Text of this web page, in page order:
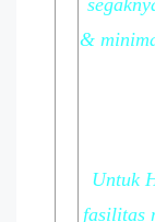
&
Untuk
fasilitas